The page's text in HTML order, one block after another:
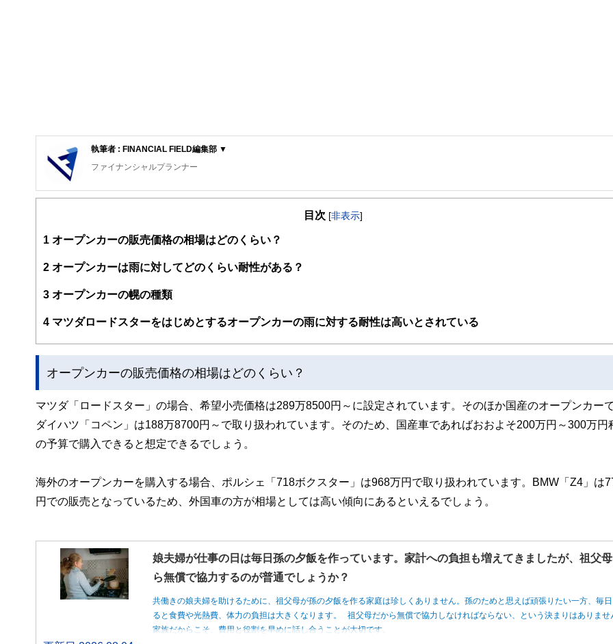
執筆者 : FINANCIAL FIELD編集部 ▼
ファイナンシャルプランナー
FinancialField編集部は、金融、経済に関する記事を、日々の暮らしにどのような影響を与えるかという視点で、お金の知識がない方でも理解
案から記事掲載まですべての工程に関わることで、読者目線のコンテンツを追求しています。
FinancialFieldの特徴は、ファイナンシャルプランナー、弁護士、税理士、宅地建物取引士、相続診断士、住宅ローンアドバイザー、DCプラ
ー、公認会計士、社会保険労務士、行政書士、投資アナリスト、キャリアコンサルタントなど150名以上の有資格者を執筆者・監修者として
と、読み応えのあるコンテンツと確かな情報発信を実現しています。
私たちは、快適でより良い生活のアイデアを提供するお金のコンシェルジュを目指します。
目次 [非表示]
1 オープンカーの販売価格の相場はどのくらい？
2 オープンカーは雨に対してどのくらい耐性がある？
3 オープンカーの幌の種類
4 マツダロードスターをはじめとするオープンカーの雨に対する耐性は高いとされている
オープンカーの販売価格の相場はどのくらい？
マツダ「ロードスター」の場合、希望小売価格は289万8500円～に設定されています。そのほか国産のオープンカー
ダイハツ「コペン」は188万8700円～で取り扱われています。そのため、国産車であればおおよそ200万円～300万円
の予算で購入できると想定できるでしょう。
海外のオープンカーを購入する場合、ポルシェ「718ボクスター」は968万円で取り扱われています。BMW「Z4」は
円での販売となっているため、外国車の方が相場としては高い傾向にあるといえるでしょう。
娘夫婦が仕事の日は毎日孫の夕飯を作っています。家計への負担も増えてきましたが、祖父
ら無償で協力するのが普通でしょうか？
共働きの娘夫婦を助けるために、祖父母が孫の夕飯を作る家庭は珍しくありません。孫のためと思えば頑張りたい一方、毎
ると食費や光熱費、体力の負担は大きくなります。 祖父母だから無償で協力しなければならない、という決まりはありませ
家族だからこそ、費用と役割を早めに話し合うことが大切です。